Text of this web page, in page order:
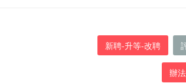
新聘-升等-改聘
辦法